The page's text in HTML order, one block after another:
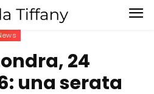
24
una serata